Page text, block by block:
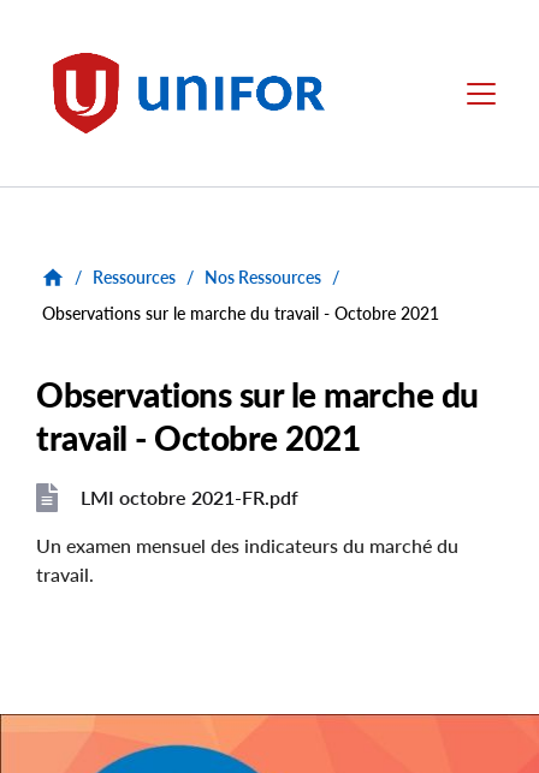
Unifor Menu
/ Ressources / Nos Ressources /
Observations sur le marche du travail - Octobre 2021
Observations sur le marche du
travail - Octobre 2021
File
File
LMI octobre 2021-FR.pdf
Un examen mensuel des indicateurs du marché du
travail.